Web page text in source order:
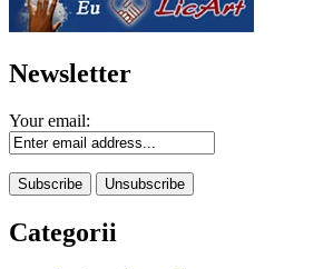
Newsletter
Your email:
Categorii